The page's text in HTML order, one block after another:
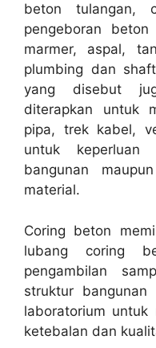
beton tulangan,
pengeboran
marmer, aspal,
plumbing dan
yang disebut
diterapkan untuk
pipa, trek kabel,
untuk keperluan
bangunan
material.
Coring beton
lubang coring
pengambilan
struktur
laboratorium untuk
ketebalan dan